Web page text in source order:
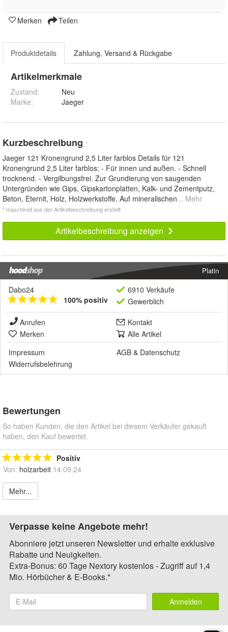
Merken Teilen
Produktdetails Zahlung, Versand & Rückgabe
Artikelmerkmale
Zustand:
Neu
Marke:
Jaeger
Kurzbeschreibung *
Jaeger 121 Kronengrund 2,5 Liter farblos Details für 121
Kronengrund 2,5 Liter farblos: - Für innen und außen. - Schnell
trocknend. - Vergilbungsfrei. Zur Grundierung von saugenden
Untergründen wie Gips, Gipskartonplatten, Kalk- und Zementputz,
Beton, Eternit, Holz, Holzwerkstoffe. Auf mineralischen... Mehr
* maschinell aus der Artikelbeschreibung erstellt
Artikelbeschreibung anzeigen
Platin
Dabo24
100% positiv
6910 Verkäufe
Gewerblich
Anrufen
Kontakt
Merken
Alle Artikel
Impressum
AGB & Datenschutz
Widerrufsbelehrung
Bewertungen
So haben Kunden, die den Artikel bei diesem Verkäufer gekauft
haben, den Kauf bewertet.
Positiv
Von: holzarbeit 14.09.24
Mehr...
Verpasse keine Angebote mehr!
Abonniere jetzt unseren Newsletter und erhalte exklusive
Rabatte und Neuigkeiten.
Extra-Bonus: 60 Tage Nextory kostenlos - Zugriff auf 1,4
Mio. Hörbücher & E-Books.*
Anmelden